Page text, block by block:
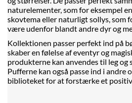
naturelementer, som for eksempel
skovtema eller naturligt sollys, som
være udenfor blandt andre dyr og
Kollektionen passer perfekt ind på
skaber en følelse af eventyr og
produkterne kan anvendes til leg og
Pufferne kan også passe ind i andre
biblioteket for at forstærke et